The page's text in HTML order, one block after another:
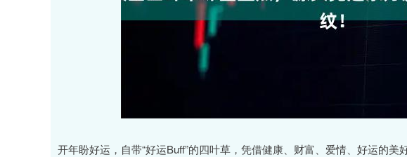
开年盼好运，自带“好运Buff”的四叶草，凭借健康、财富、爱情、好运的